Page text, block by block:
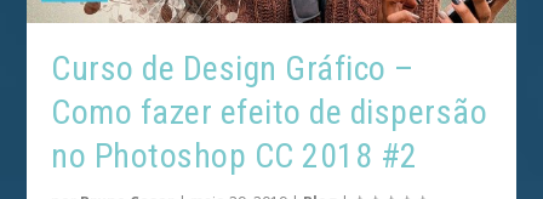
Curso de Design Gráfico –
Como fazer efeito de dispersão
no Photoshop CC 2018 #2